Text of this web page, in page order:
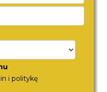
i politykę